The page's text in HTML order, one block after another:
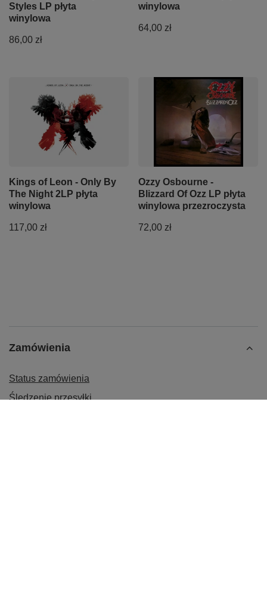
Styles LP płyta
winylowa
86,00 zł
winylowa
64,00 zł
Kings of Leon - Only By
The Night 2LP płyta
winylowa
117,00 zł
Ozzy Osbourne -
Blizzard Of Ozz LP płyta
winylowa przezroczysta
72,00 zł
Zamówienia
Status zamówienia
Śledzenie przesyłki